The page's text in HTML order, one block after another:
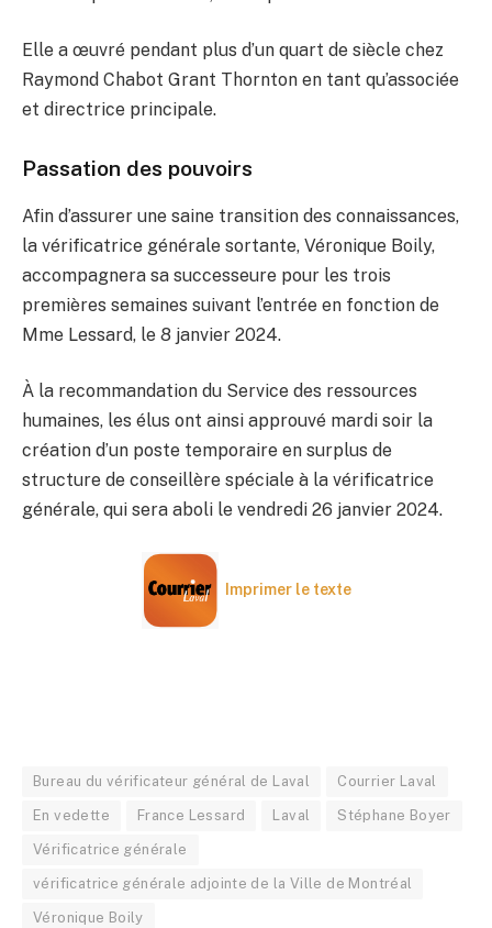
Elle a œuvré pendant plus d’un quart de siècle chez
Raymond Chabot Grant Thornton en tant qu’associée
et directrice principale.
Passation des pouvoirs
Afin d’assurer une saine transition des connaissances,
la vérificatrice générale sortante, Véronique Boily,
accompagnera sa successeure pour les trois
premières semaines suivant l’entrée en fonction de
Mme Lessard, le 8 janvier 2024.
À la recommandation du Service des ressources
humaines, les élus ont ainsi approuvé mardi soir la
création d’un poste temporaire en surplus de
structure de conseillère spéciale à la vérificatrice
générale, qui sera aboli le vendredi 26 janvier 2024.
Imprimer le texte
Bureau du vérificateur général de Laval Courrier Laval
En vedette France Lessard Laval Stéphane Boyer
Vérificatrice générale
vérificatrice générale adjointe de la Ville de Montréal
Véronique Boily